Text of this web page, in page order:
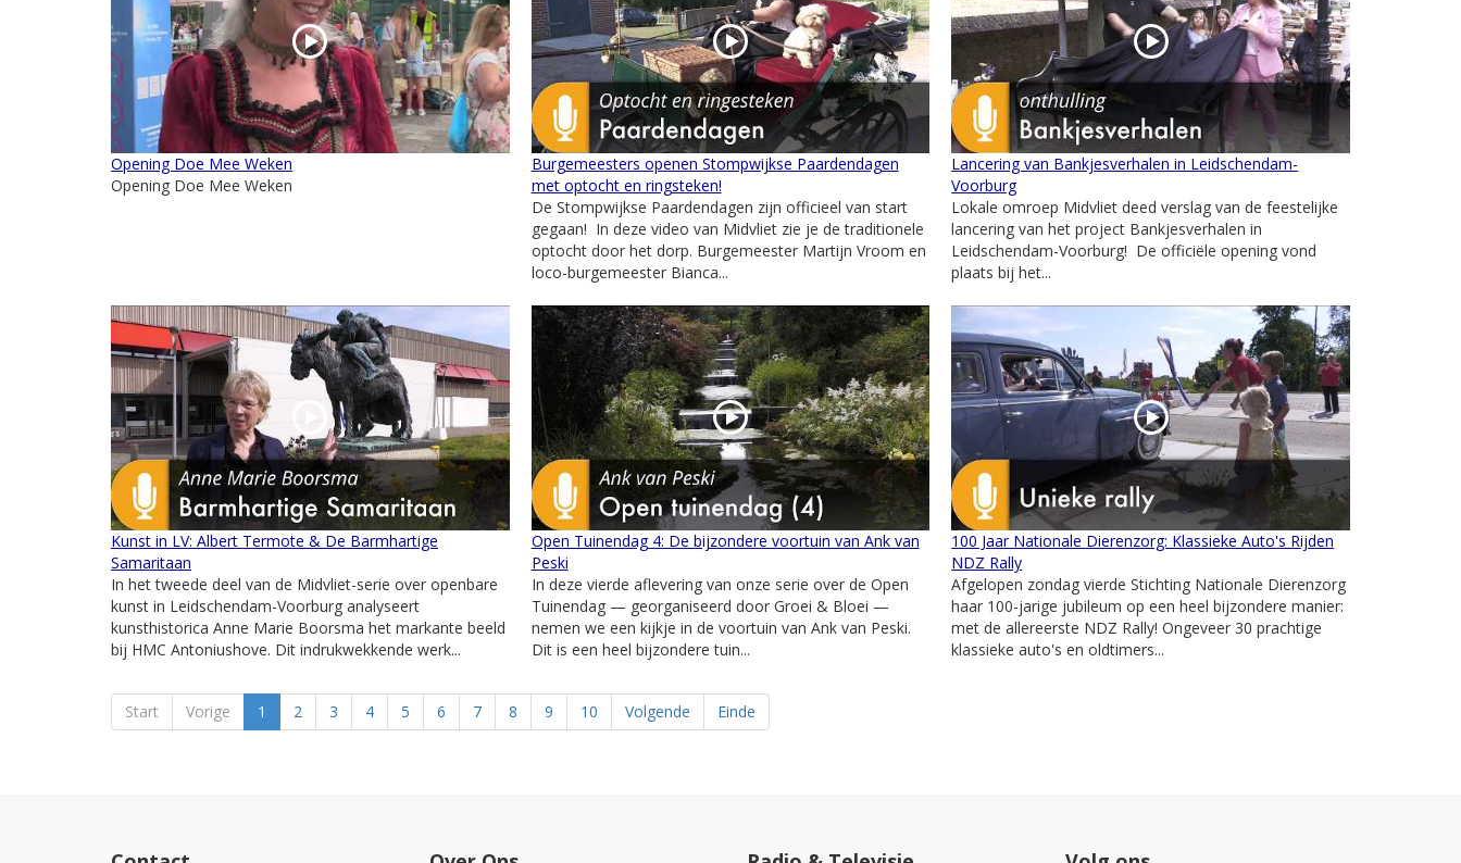
Opening Doe Mee Weken
Opening Doe Mee Weken
Burgemeesters openen Stompwijkse Paardendagen
met optocht en ringsteken!
De Stompwijkse Paardendagen zijn officieel van start
gegaan! In deze video van Midvliet zie je de traditionele
optocht door het dorp. Burgemeester Martijn Vroom en
loco-burgemeester Bianca...
Lancering van Bankjesverhalen in Leidschendam-
Voorburg
Lokale omroep Midvliet deed verslag van de feestelijke
lancering van het project Bankjesverhalen in
Leidschendam-Voorburg! De officiële opening vond
plaats bij het...
Kunst in LV: Albert Termote & De Barmhartige
Samaritaan
In het tweede deel van de Midvliet-serie over openbare
kunst in Leidschendam-Voorburg analyseert
kunsthistorica Anne Marie Boorsma het markante beeld
bij HMC Antoniushove. Dit indrukwekkende werk...
Open Tuinendag 4: De bijzondere voortuin van Ank van
Peski
In deze vierde aflevering van onze serie over de Open
Tuinendag — georganiseerd door Groei & Bloei —
nemen we een kijkje in de voortuin van Ank van Peski.
Dit is een heel bijzondere tuin...
100 Jaar Nationale Dierenzorg: Klassieke Auto's Rijden
NDZ Rally
Afgelopen zondag vierde Stichting Nationale Dierenzorg
haar 100-jarige jubileum op een heel bijzondere manier:
met de allereerste NDZ Rally! Ongeveer 30 prachtige
klassieke auto's en oldtimers...
Start Vorige 1 2 3 4 5 6 7 8 9 10 Volgende Einde